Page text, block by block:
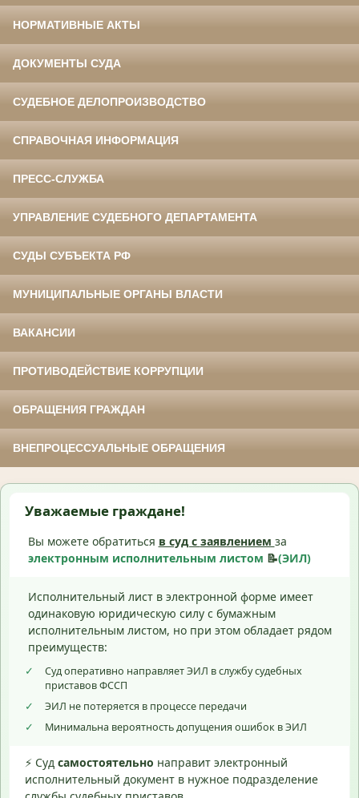
НОРМАТИВНЫЕ АКТЫ
ДОКУМЕНТЫ СУДА
СУДЕБНОЕ ДЕЛОПРОИЗВОДСТВО
СПРАВОЧНАЯ ИНФОРМАЦИЯ
ПРЕСС-СЛУЖБА
УПРАВЛЕНИЕ СУДЕБНОГО ДЕПАРТАМЕНТА
СУДЫ СУБЪЕКТА РФ
МУНИЦИПАЛЬНЫЕ ОРГАНЫ ВЛАСТИ
ВАКАНСИИ
ПРОТИВОДЕЙСТВИЕ КОРРУПЦИИ
ОБРАЩЕНИЯ ГРАЖДАН
ВНЕПРОЦЕССУАЛЬНЫЕ ОБРАЩЕНИЯ
Уважаемые граждане!
Вы можете обратиться в суд с заявлением за
электронным исполнительным листом 📝(ЭИЛ)
Исполнительный лист в электронной форме имеет
одинаковую юридическую силу с бумажным
исполнительным листом, но при этом обладает рядом
преимуществ:
✓
Суд оперативно направляет ЭИЛ в службу судебных
приставов ФССП
✓
ЭИЛ не потеряется в процессе передачи
✓
Минимальна вероятность допущения ошибок в ЭИЛ
⚡ Суд самостоятельно направит электронный
исполнительный документ в нужное подразделение